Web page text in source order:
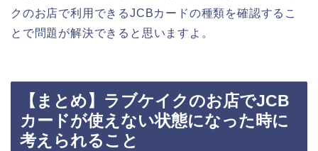
クのお店で利用できるJCBカードの種類を確認するこ
とで問題が解決できると思いますよ。
【まとめ】ラブケイクのお店でJCB
カードが使えない状態になった時に
考えられること